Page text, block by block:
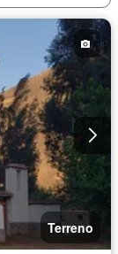
Terreno